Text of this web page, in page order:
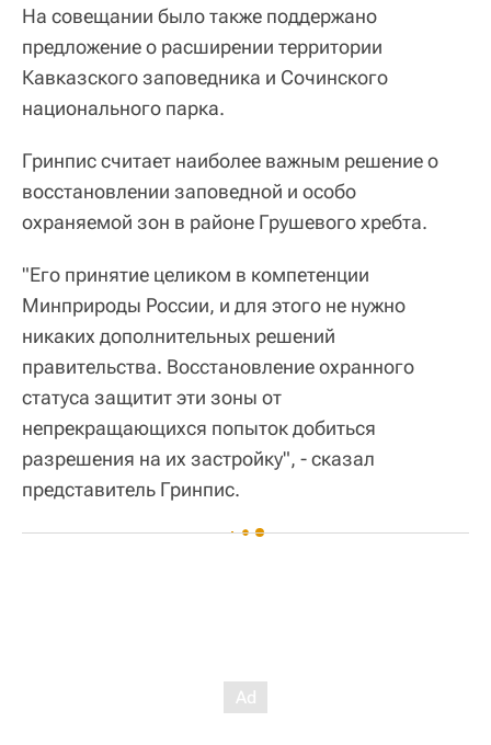
На совещании было также поддержано
предложение о расширении территории
Кавказского заповедника и Сочинского
национального парка.
Гринпис считает наиболее важным решение о
восстановлении заповедной и особо
охраняемой зон в районе Грушевого хребта.
"Его принятие целиком в компетенции
Минприроды России, и для этого не нужно
никаких дополнительных решений
правительства. Восстановление охранного
статуса защитит эти зоны от
непрекращающихся попыток добиться
разрешения на их застройку", - сказал
представитель Гринпис.